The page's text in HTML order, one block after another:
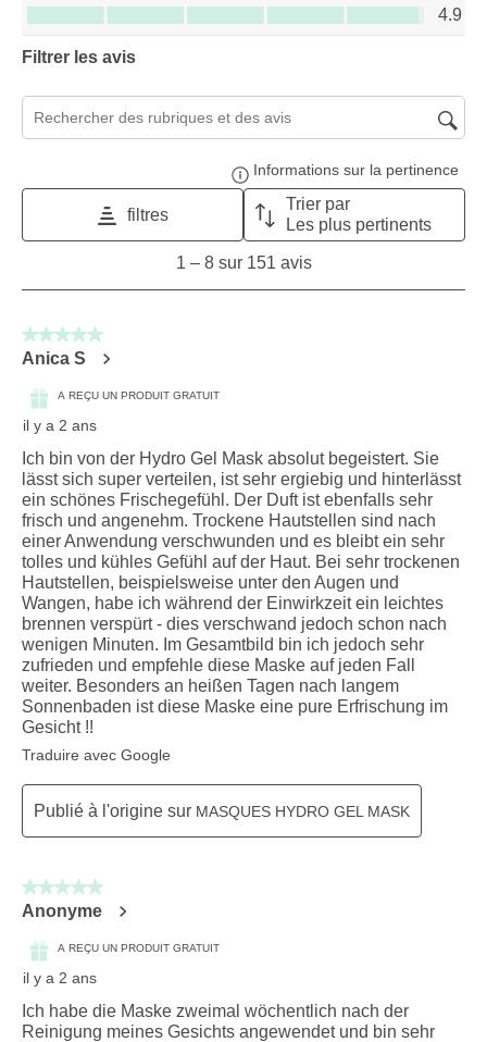
Rapport qualité-prix du produit, 4.9 sur 5 4.9
Filtrer les avis
Zone de recherche de sujet et d'avis
Informations sur la pertinence
filtres
Trier par
Les plus pertinents
sur
151
1 – 8 sur 151 avis
5 sur 5 étoiles.
Anica S
A REÇU UN PRODUIT GRATUIT
il y a 2 ans
Ich bin von der Hydro Gel Mask absolut begeistert. Sie
lässt sich super verteilen, ist sehr ergiebig und hinterlässt
ein schönes Frischegefühl. Der Duft ist ebenfalls sehr
frisch und angenehm. Trockene Hautstellen sind nach
einer Anwendung verschwunden und es bleibt ein sehr
tolles und kühles Gefühl auf der Haut. Bei sehr trockenen
Hautstellen, beispielsweise unter den Augen und
Wangen, habe ich während der Einwirkzeit ein leichtes
brennen verspürt - dies verschwand jedoch schon nach
wenigen Minuten. Im Gesamtbild bin ich jedoch sehr
zufrieden und empfehle diese Maske auf jeden Fall
weiter. Besonders an heißen Tagen nach langem
Sonnenbaden ist diese Maske eine pure Erfrischung im
Gesicht !!
Traduire avec Google
Publié à l'origine sur MASQUES HYDRO GEL MASK
5 sur 5 étoiles.
Anonyme
A REÇU UN PRODUIT GRATUIT
il y a 2 ans
Ich habe die Maske zweimal wöchentlich nach der
Reinigung meines Gesichts angewendet und bin sehr